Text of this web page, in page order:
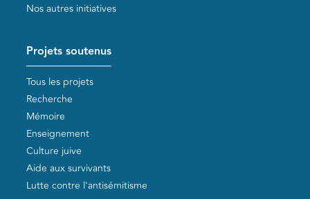
Nos autres initiatives
Projets soutenus
Tous les projets
Recherche
Mémoire
Enseignement
Culture juive
Aide aux survivants
Lutte contre l'antisémitisme